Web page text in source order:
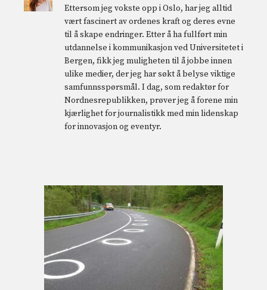
Ettersom jeg vokste opp i Oslo, har jeg alltid
vært fascinert av ordenes kraft og deres evne
til å skape endringer. Etter å ha fullført min
utdannelse i kommunikasjon ved Universitetet i
Bergen, fikk jeg muligheten til å jobbe innen
ulike medier, der jeg har søkt å belyse viktige
samfunnsspørsmål. I dag, som redaktør for
Nordnesrepublikken, prøver jeg å forene min
kjærlighet for journalistikk med min lidenskap
for innovasjon og eventyr.